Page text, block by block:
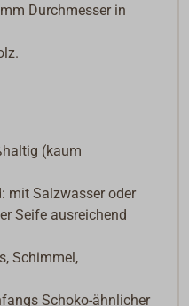
Durchmesser in
(kaum
mit Salzwasser oder
Seife ausreichend
Schimmel,
Schoko-ähnlicher